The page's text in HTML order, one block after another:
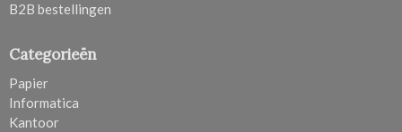
Categorieën
Papier
Informatica
Kantoor
B2B bestellingen